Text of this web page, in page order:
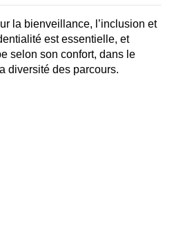
la bienveillance, l’inclusion et
est essentielle, et
selon son confort, dans le
diversité des parcours.